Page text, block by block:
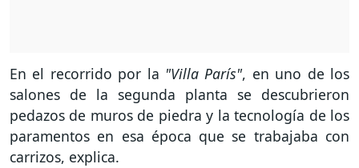
En el recorrido por la "Villa París", en uno de los
salones de la segunda planta se descubrieron
pedazos de muros de piedra y la tecnología de los
paramentos en esa época que se trabajaba con
carrizos, explica.